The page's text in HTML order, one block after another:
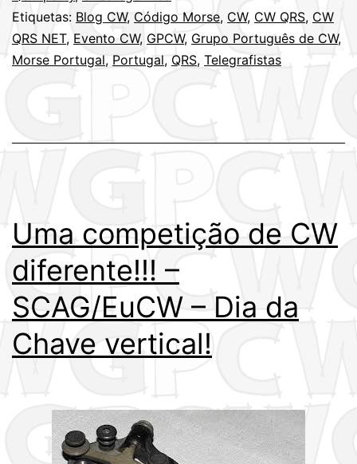
Etiquetas: Blog CW, Código Morse, CW, CW QRS, CW
QRS NET, Evento CW, GPCW, Grupo Português de CW,
Morse Portugal, Portugal, QRS, Telegrafistas
Uma competição de CW
diferente!!! –
SCAG/EuCW – Dia da
Chave vertical!